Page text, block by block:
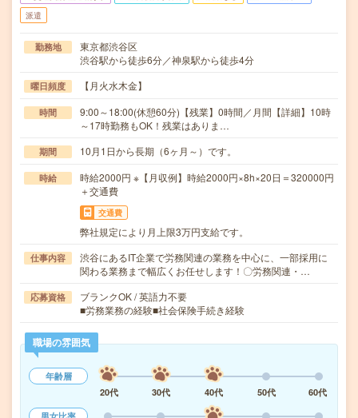
派遣
勤務地
東京都渋谷区
渋谷駅から徒歩6分／神泉駅から徒歩4分
曜日頻度 【月火水木金】
時間
9:00～18:00(休憩60分)【残業】0時間／月間【詳細】10時
～17時勤務もOK！残業はありま…
期間 10月1日から長期（6ヶ月～）です。
時給
時給2000円 ※【月収例】時給2000円×8h×20日＝320000円
＋交通費
交通費
弊社規定により月上限3万円支給です。
仕事内容
渋谷にあるIT企業で労務関連の業務を中心に、一部採用に
関わる業務まで幅広くお任せします！〇労務関連・…
応募資格
ブランクOK / 英語力不要
■労務業務の経験■社会保険手続き経験
職場の雰囲気
年齢層
20代
30代 40代 50代
60代